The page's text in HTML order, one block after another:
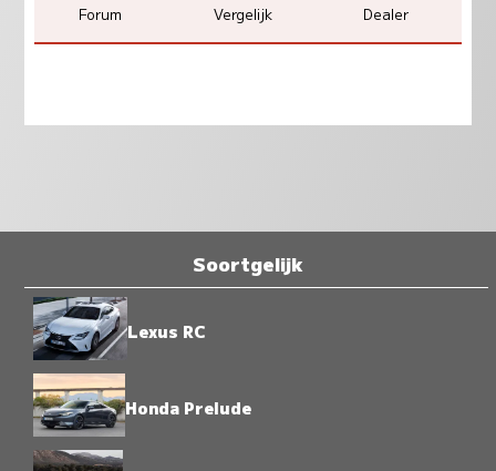
Forum Vergelijk Dealer
Soortgelijk
Lexus RC
Honda Prelude